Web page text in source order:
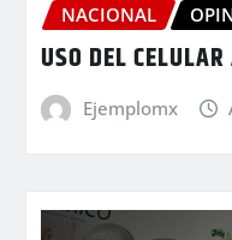
NACIONAL
USO DEL
Ejemplomx